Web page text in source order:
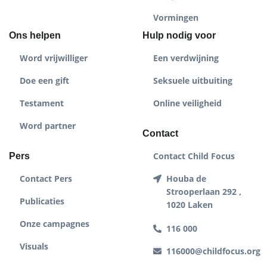
Vormingen
Ons helpen
Word vrijwilliger
Doe een gift
Testament
Word partner
Pers
Contact Pers
Publicaties
Onze campagnes
Visuals
Hulp nodig voor
Een verdwijning
Seksuele uitbuiting
Online veiligheid
Contact
Contact Child Focus
Houba de
Strooperlaan 292 ,
1020 Laken
116 000
116000@childfocus.org